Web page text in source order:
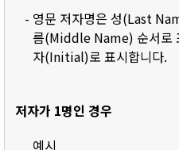
- 영문 저자명은 성(Last
름(Middle Name) 순서로
자(Initial)로 표시합니다.
저자가 1명인 경우
예시